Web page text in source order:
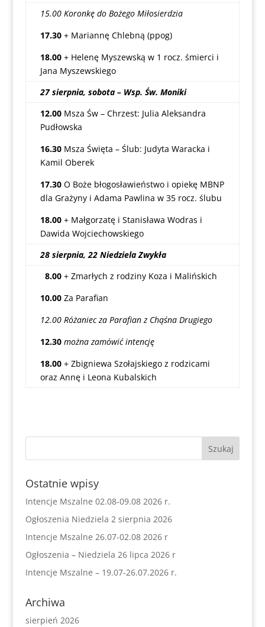
15.00 Koronkę do Bożego Miłosierdzia
17.30+ Mariannę Chlebną (ppog)
18.00+ Helenę Myszewską w 1 rocz. śmierci i
Jana Myszewskiego
27 sierpnia, sobota – Wsp. Św. Moniki
12.00Msza Św – Chrzest: Julia Aleksandra
Pudłowska
16.30Msza Święta – Ślub: Judyta Waracka i
Kamil Oberek
17.30O Boże błogosławieństwo i opiekę MBNP
dla Grażyny i Adama Pawlina w 35 rocz. ślubu
18.00+ Małgorzatę i Stanisława Wodras i
Dawida Wojciechowskiego
28 sierpnia, 22 Niedziela Zwykła
8.00+ Zmarłych z rodziny Koza i Malińskich
10.00Za Parafian
12.00 Różaniec za Parafian z Chąśna Drugiego
12.30 można zamówić intencję
18.00+ Zbigniewa Szołajskiego z rodzicami
oraz Annę i Leona Kubalskich
Ostatnie wpisy
Intencje Mszalne 02.08-09.08 2026 r.
Ogłoszenia Niedziela 2 sierpnia 2026
Intencje Mszalne 26.07-02.08 2026 r
Ogłoszenia – Niedziela 26 lipca 2026 r
Intencje Mszalne – 19.07-26.07.2026 r.
Archiwa
sierpień 2026